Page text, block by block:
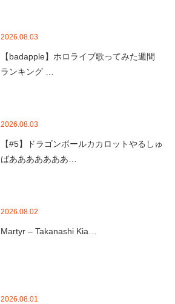
2026.08.03
【badapple】ホロライブ歌ってみた週間
ランキング …
2026.08.03
【#5】ドラゴンボールカカロットやるしゅ
ばあああああああ…
2026.08.02
Martyr – Takanashi Kia…
2026.08.01